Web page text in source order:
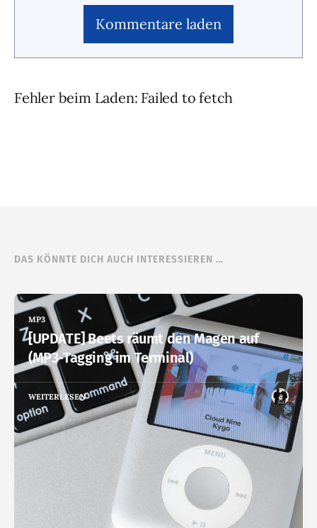
Kommentare laden
Fehler beim Laden: Failed to fetch
DAS KÖNNTE DICH AUCH INTERESSIEREN …
MP3
[UPDATE] Beets räumt den Magen auf
(MP3-Tagging im Terminal)
WEITERLESEN